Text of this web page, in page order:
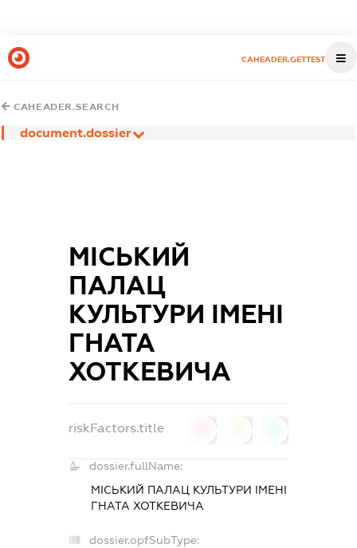
CAHEADER.GETTEST
CAHEADER.SEARCH
document.dossier
МІСЬКИЙ
ПАЛАЦ
КУЛЬТУРИ ІМЕНІ
ГНАТА
ХОТКЕВИЧА
riskFactors.title
dossier.fullName:
МІСЬКИЙ ПАЛАЦ КУЛЬТУРИ ІМЕНІ
ГНАТА ХОТКЕВИЧА
dossier.opfSubType: